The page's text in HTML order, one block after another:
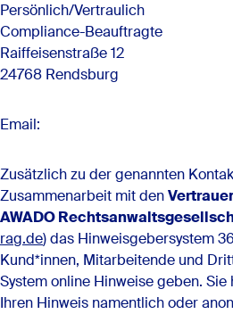
Persönlich/Vertraulich
Compliance-Beauftragte
Raiffeisenstraße 12
24768 Rendsburg
Email:
Zusätzlich zu der genannten
Zusammenarbeit mit den
AWADO
rag.de) das Hinweisgebersystem
Kund*innen, Mitarbeitende und
System online Hinweise geben.
Ihren Hinweis namentlich oder